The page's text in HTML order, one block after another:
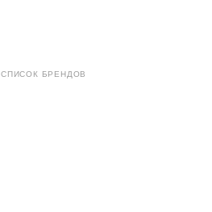
СПИСОК БРЕНДОВ